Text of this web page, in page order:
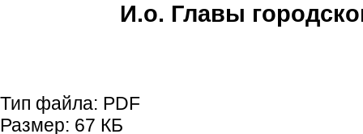
И.о. Главы
Тип файла: PDF
Размер: 67 КБ